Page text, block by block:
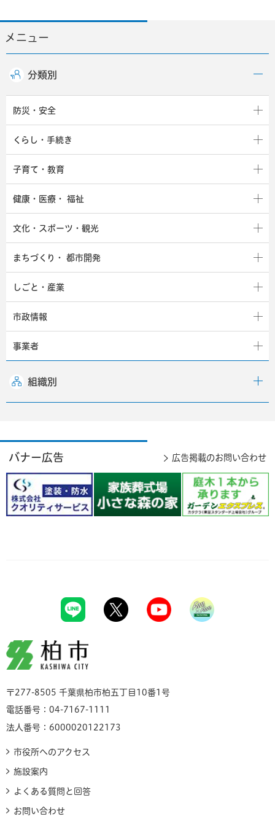
メニュー
分類別
防災・安全
くらし・手続き
子育て・教育
健康・医療・ 福祉
文化・スポーツ・観光
まちづくり・ 都市開発
しごと・産業
市政情報
事業者
組織別
バナー広告 広告掲載のお問い合わせ
柏市
〒277-8505 千葉県柏市柏五丁目10番1号
電話番号：04-7167-1111
法人番号：6000020122173
市役所へのアクセス
施設案内
よくある質問と回答
お問い合わせ